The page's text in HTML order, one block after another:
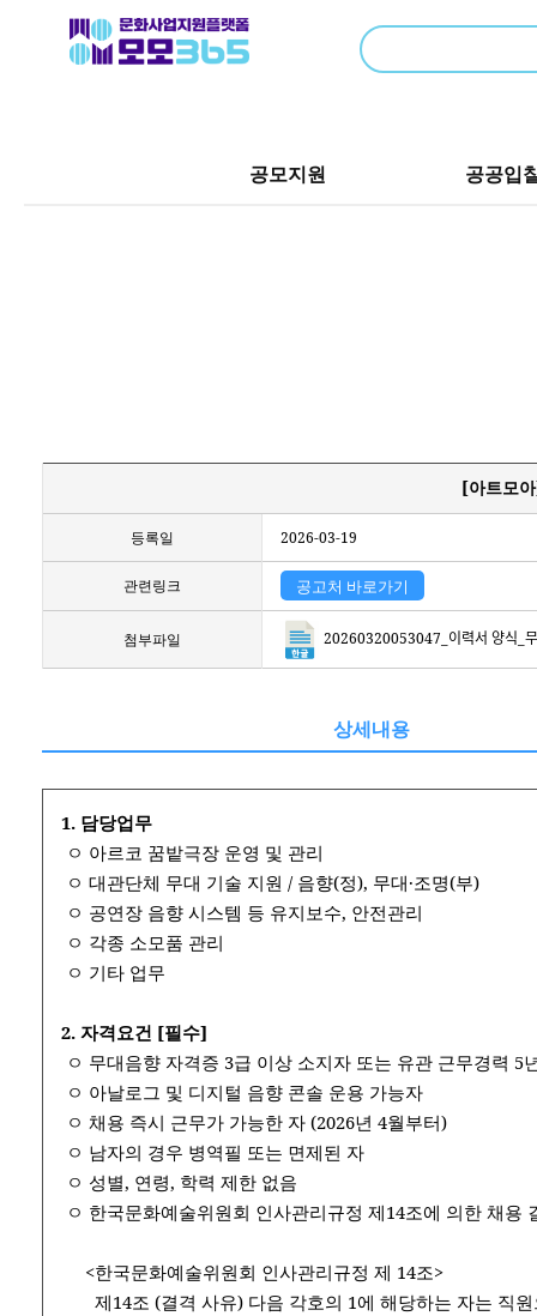
공모지원 공공입
[아트모
등록일 2026-03-19
관련링크 공고처 바로가기
첨부파일 20260320053047_이력서
상세내용
1. 담당업무
​​ ​​ㅇ 아르코 꿈밭극장 운영 및 관리
​​ ​​ㅇ 대관단체 무대 기술 지원 / 음향(정), 무대·조명(부)
​​ ​​ㅇ 공연장 음향 시스템 등 유지보수, 안전관리
​​ ​​ㅇ 각종 소모품 관리
​​ ​​ㅇ 기타 업무
2. 자격요건 [필수]
ㅇ 무대음향 자격증 3급 이상 소지자 또는 유관 근무경력 5
​​ ​​ㅇ 아날로그 및 디지털 음향 콘솔 운용 가능자
​​ ​​ㅇ 채용 즉시 근무가 가능한 자 (2026년 4월부터)
​​ ㅇ 남자의 경우 병역필 또는 면제된 자
​​ ​​ㅇ 성별, 연령, 학력 제한 없음
ㅇ 한국문화예술위원회 인사관리규정 제14조에 의한 채용
​ ​ ​ ​ ​ ​ <한국문화예술위원회 인사관리규정 제 14조>
제14조 (결격 사유) 다음 각호의 1에 해당하는 자는 직